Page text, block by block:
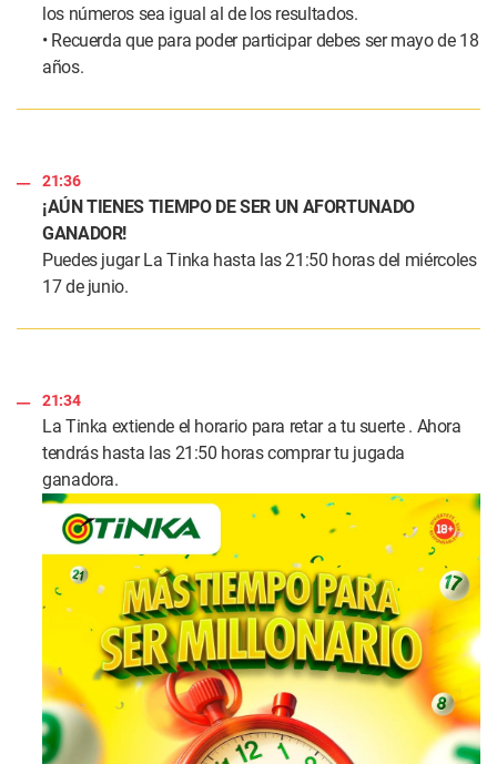
los números sea igual al de los resultados.
• Recuerda que para poder participar debes ser mayo de 18
años.
21:36
¡AÚN TIENES TIEMPO DE SER UN AFORTUNADO
GANADOR!
Puedes jugar La Tinka hasta las 21:50 horas del miércoles
17 de junio.
21:34
La Tinka extiende el horario para retar a tu suerte . Ahora
tendrás hasta las 21:50 horas comprar tu jugada
ganadora.